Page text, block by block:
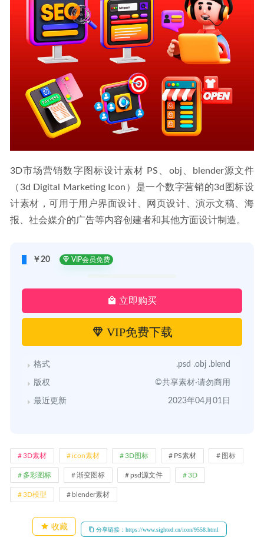
3D市场营销数字图标设计素材 PS、obj、blender源文件
（3d Digital Marketing Icon）是一个数字营销的3d图标设
计素材，可用于用户界面设计、网页设计、演示文稿、海
报、社会媒介的广告等内容创建者和其他方面设计制造。
￥20 VIP会员免费
立即购买
VIP免费下载
格式 .psd .obj .blend
版权 ©共享素材·请勿商用
最近更新 2023年04月01日
3D素材 icon素材 3D图标 PS素材 图标
多彩图标 渐变图标 psd源文件 3D
3D模型 blender素材
收藏 分享链接：https://www.sighted.cn/icon/9558.html